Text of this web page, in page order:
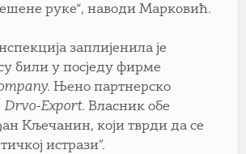
руке“, наводи Марковић.
заплијенила је
били у посједу фирме
Њено партнерско
Drvo-Export. Власник обе
Кљечанин, који тврди да се
истрази”.